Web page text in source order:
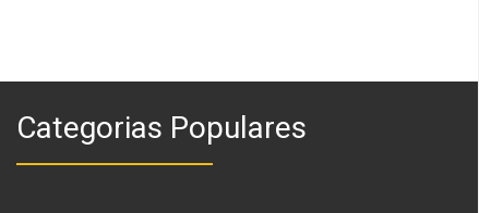
Categorias Populares